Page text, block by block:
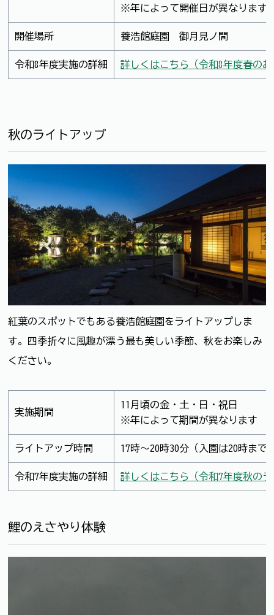
※年によって開催日が異なります
開催場所 養浩館庭園 御月見ノ間
令和8年度実施の詳細 詳しくはこちら（令和8年度春の
秋のライトアップ
紅葉のスポットでもある養浩館庭園をライトアップしま
す。四季折々に風趣が漂う最も美しい季節、秋をお楽しみ
ください。
実施期間
11月頃の金・土・日・祝日
※年によって期間が異なります
ライトアップ時間 17時～20時30分（入園は20時まで
令和7年度実施の詳細 詳しくはこちら（令和7年度秋の
鯉のえさやり体験